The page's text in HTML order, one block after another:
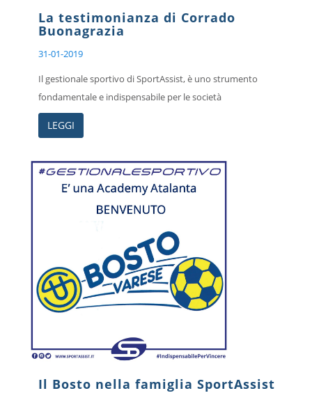
La testimonianza di Corrado
Buonagrazia
31-01-2019
Il gestionale sportivo di SportAssist, è uno strumento
fondamentale e indispensabile per le società
LEGGI
Il Bosto nella famiglia SportAssist